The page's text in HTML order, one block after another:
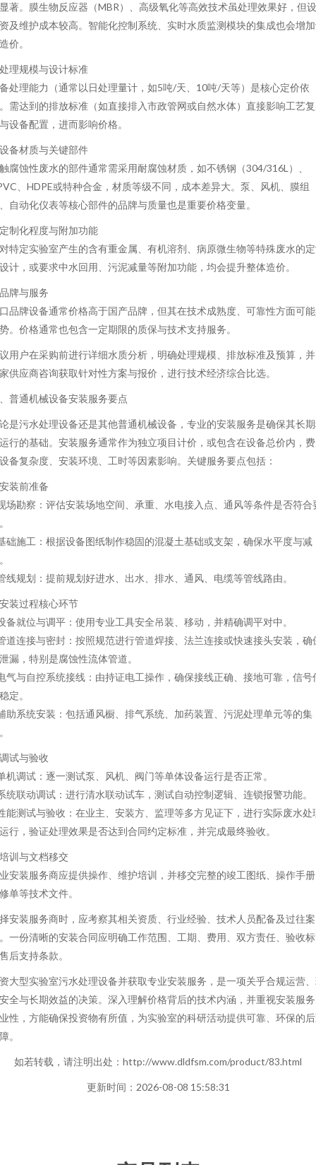
著。膜生物反应器（MBR）、高级氧化等高效技术虽处理效果好，但
及维护成本较高。智能化控制系统、实时水质监测模块的集成也会增
价。
理规模与设计标准
处理能力（通常以日处理量计，如5吨/天、10吨/天等）是核心定价依
需达到的排放标准（如直接排入市政管网或自然水体）直接影响工艺
设备配置，进而影响价格。
备材质与关键部件
腐蚀性废水的部件通常需采用耐腐蚀材质，如不锈钢（304/316L）、
、HDPE或特种合金，材质等级不同，成本差异大。泵、风机、膜组
自动化仪表等核心部件的品牌与质量也是重要价格变量。
制化程度与附加功能
特定实验室产生的含有重金属、有机溶剂、病原微生物等特殊废水的
计，或要求中水回用、污泥减量等附加功能，均会提升整体造价。
牌与服务
品牌设备通常价格高于国产品牌，但其在技术成熟度、可靠性方面可
。价格通常也包含一定期限的质保与技术支持服务。
用户在采购前进行详细水质分析，明确处理规模、排放标准及预算，
供应商咨询获取针对性方案与报价，进行技术经济综合比选。
普通机械设备安装服务要点
是污水处理设备还是其他普通机械设备，专业的安装服务是确保其长
行的基础。安装服务通常作为独立项目计价，或包含在设备总价内，
备复杂度、安装环境、工时等因素影响。关键服务要点包括：
装前准备
场勘察：评估安装场地空间、承重、水电接入点、通风等条件是否符合
础施工：根据设备图纸制作稳固的混凝土基础或支架，确保水平度与减
线规划：提前规划好进水、出水、排水、通风、电缆等管线路由。
装过程核心环节
备就位与调平：使用专业工具安全吊装、移动，并精确调平对中。
道连接与密封：按照规范进行管道焊接、法兰连接或快速接头安装，确
漏，特别是腐蚀性流体管道。
气与自控系统接线：由持证电工操作，确保接线正确、接地可靠，信号
定。
助系统安装：包括通风橱、排气系统、加药装置、污泥处理单元等的集
试与验收
机调试：逐一测试泵、风机、阀门等单体设备运行是否正常。
统联动调试：进行清水联动试车，测试自动控制逻辑、连锁报警功能。
能测试与验收：在业主、安装方、监理等多方见证下，进行实际废水处
行，验证处理效果是否达到合同约定标准，并完成最终验收。
训与文档移交
安装服务商应提供操作、维护培训，并移交完整的竣工图纸、操作手
单等技术文件。
安装服务商时，应考察其相关资质、行业经验、技术人员配备及过往案
一份清晰的安装合同应明确工作范围、工期、费用、双方责任、验收
后支持条款。
大型实验室污水处理设备并获取专业安装服务，是一项关乎合规运营
全与长期效益的决策。深入理解价格背后的技术内涵，并重视安装服
性，方能确保投资物有所值，为实验室的科研活动提供可靠、环保的
。
如若转载，请注明出处：http://www.dldfsm.com/product/83.html
更新时间：2026-08-08 15:58:31